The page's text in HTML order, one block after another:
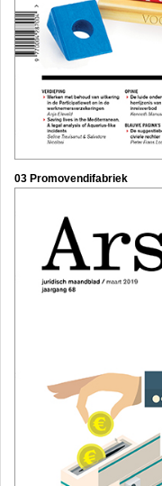
03 Promovendifabriek